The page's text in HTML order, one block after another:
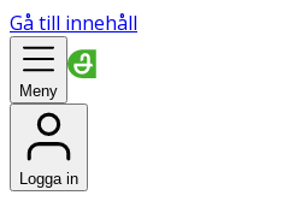
Gå till innehåll
Meny
Logga in